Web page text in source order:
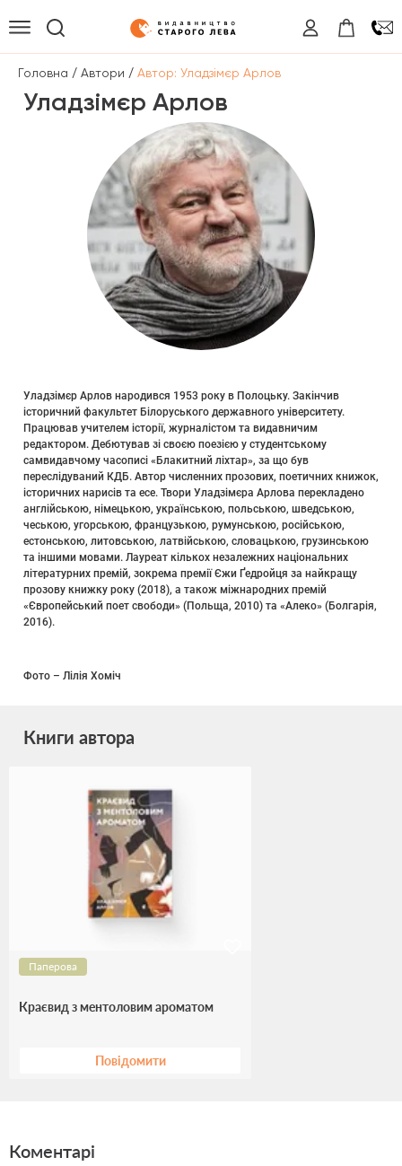
Головна / Автори / Автор: Уладзімєр Арлов
Уладзімєр Арлов
Уладзімєр Арлов народився 1953 року в Полоцьку. Закінчив
історичний факультет Білоруського державного університету.
Працював учителем історії, журналістом та видавничим
редактором. Дебютував зі своєю поезією у студентському
самвидавчому часописі «Блакитний ліхтар», за що був
переслідуваний КДБ. Автор численних прозових, поетичних книжок,
історичних нарисів та есе. Твори Уладзімєра Арлова перекладено
англійською, німецькою, українською, польською, шведською,
чеською, угорською, французькою, румунською, російською,
естонською, литовською, латвійською, словацькою, грузинською
та іншими мовами. Лауреат кількох незалежних національних
літературних премій, зокрема премії Єжи Ґедройця за найкращу
прозову книжку року (2018), а також міжнародних премій
«Європейський поет свободи» (Польща, 2010) та «Алеко» (Болгарія,
2016).
Фото – Лілія Хоміч
Книги автора
Паперова
Краєвид з ментоловим ароматом
Повідомити
Коментарі